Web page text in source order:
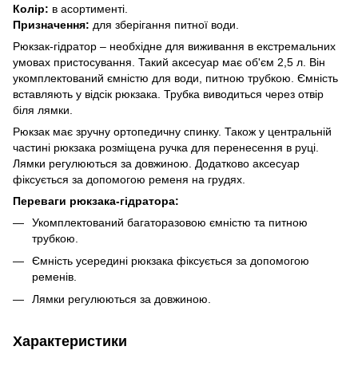
Колір: в асортименті.
Призначення: для зберігання питної води.
Рюкзак-гідратор – необхідне для виживання в екстремальних
умовах пристосування. Такий аксесуар має об'єм 2,5 л. Він
укомплектований ємністю для води, питною трубкою. Ємність
вставляють у відсік рюкзака. Трубка виводиться через отвір
біля лямки.
Рюкзак має зручну ортопедичну спинку. Також у центральній
частині рюкзака розміщена ручка для перенесення в руці.
Лямки регулюються за довжиною. Додатково аксесуар
фіксується за допомогою ременя на грудях.
Переваги рюкзака-гідратора:
Укомплектований багаторазовою ємністю та питною
трубкою.
Ємність усередині рюкзака фіксується за допомогою
ременів.
Лямки регулюються за довжиною.
Характеристики